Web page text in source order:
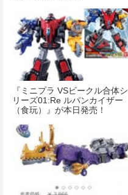
『ミニプラ VSビークル合体シ
リーズ01:Re ルパンカイザー
（食玩）』が本日発売！